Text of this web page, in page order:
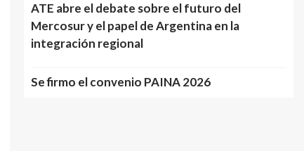
ATE abre el debate sobre el futuro del
Mercosur y el papel de Argentina en la
integración regional
Se firmo el convenio PAINA 2026